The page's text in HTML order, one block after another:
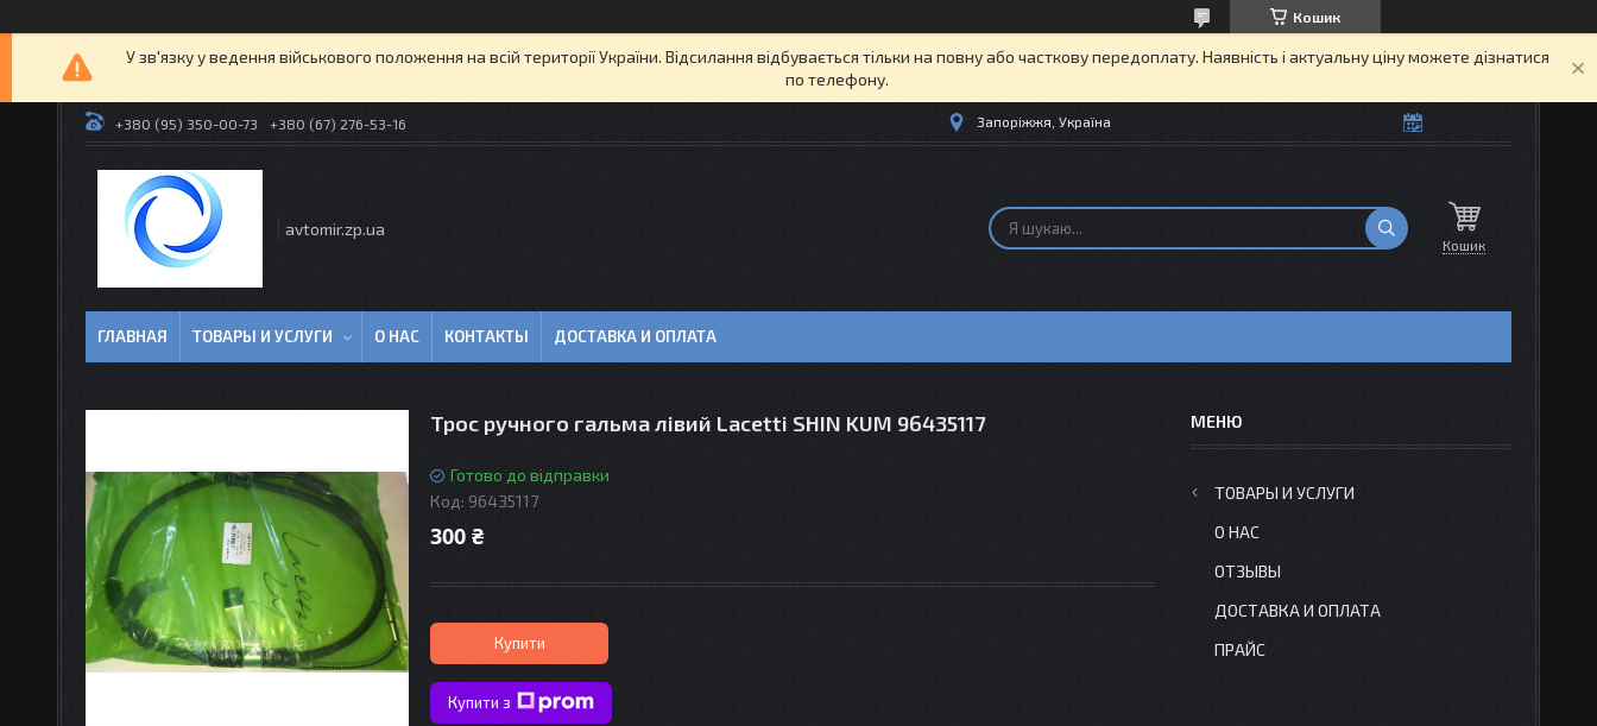
Кошик
У зв'язку у ведення військового положення на всій території України. Відсилання відбувається тільки на повну або часткову передоплату. Наявність і актуальну ціну можете дізнатися
по телефону.
+380 (95) 350-00-73 +380 (67) 276-53-16 Запоріжжя, Україна
avtomir.zp.ua
Кошик
ГЛАВНАЯ ТОВАРЫ И УСЛУГИ О НАС КОНТАКТЫ ДОСТАВКА И ОПЛАТА
Трос ручного гальма лівий Lacetti SHIN KUM 96435117
Готово до відправки
Код: 96435117
300 ₴
Купити
Купити з
ТОВАРЫ И УСЛУГИ
О НАС
ОТЗЫВЫ
ДОСТАВКА И ОПЛАТА
ПРАЙС